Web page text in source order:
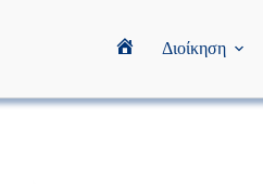
HomeΔιοίκηση